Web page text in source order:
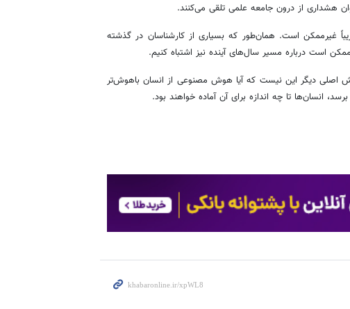
هشداری از درون جامعه علمی تلقی می‌کنند.
غیرممکن است. همان‌طور که بسیاری از کارشناسان در گذشته
است درباره مسیر سال‌های آینده نیز اشتباه کنیم.
اصلی دیگر این نیست که آیا هوش مصنوعی از انسان باهوش‌تر
انسان‌ها تا چه اندازه برای آن آماده خواهند بود.